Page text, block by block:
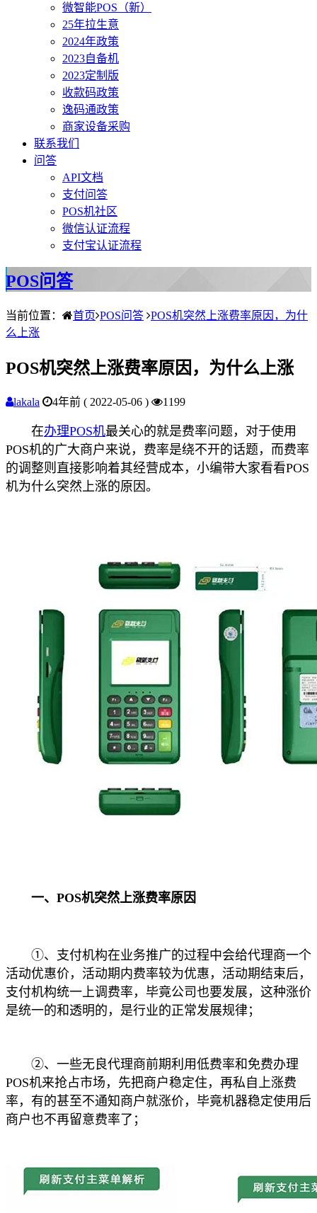
微智能POS（新）
25年拉生意
2024年政策
2023自备机
2023定制版
收款码政策
逸码通政策
商家设备采购
联系我们
问答
API文档
支付问答
POS机社区
微信认证流程
支付宝认证流程
POS问答
当前位置： 首页 POS问答 POS机突然上涨费率原因，为什
么上涨
POS机突然上涨费率原因，为什么上涨
lakala 4年前 ( 2022-05-06 ) 1199
在办理POS机最关心的就是费率问题，对于使用
POS机的广大商户来说，费率是绕不开的话题，而费率
的调整则直接影响着其经营成本，小编带大家看看POS
机为什么突然上涨的原因。
一、POS机突然上涨费率原因
①、支付机构在业务推广的过程中会给代理商一个
活动优惠价，活动期内费率较为优惠，活动期结束后，
支付机构统一上调费率，毕竟公司也要发展，这种涨价
是统一的和透明的，是行业的正常发展规律；
②、一些无良代理商前期利用低费率和免费办理
POS机来抢占市场，先把商户稳定住，再私自上涨费
率，有的甚至不通知商户就涨价，毕竟机器稳定使用后
商户也不再留意费率了；